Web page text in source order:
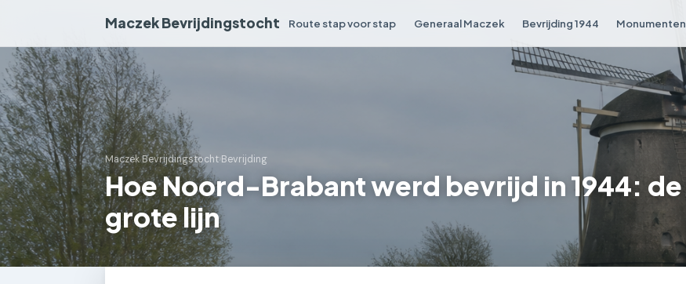
Maczek Bevrijdingstocht Route stap voor stap Generaal Maczek Bevrijding 1944 Monumenten
Maczek Bevrijdingstocht›Bevrijding
Hoe Noord-Brabant werd bevrijd in 1944: de
grote lijn